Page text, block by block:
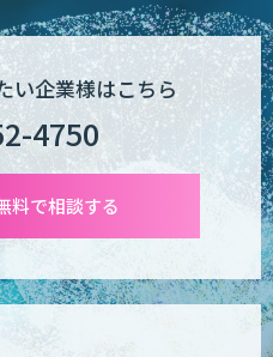
短納期のAI受託開発
ューション
い企業様はこちら
4750
料で相談する